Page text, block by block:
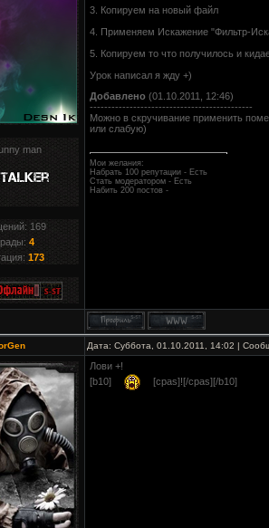
man
169
4
173
3. Копируем на новый файл
4. Применяем Искажение "Фильтр-
5. Копируем то что получилось и
Урок написал я жду +)
Добавлено(01.10.2011, 12:46)
---------------------------------------------
Можно в скручивание применить
или слабую)
Мои желания:
Набрать 100 репутации - Есть
Стать модератором - Есть
Набить 200 постов -
Дата: Суббота, 01.10.2011, 14:02 |
Лови +!
[b10]
[cpas]![/cpas][/b10]